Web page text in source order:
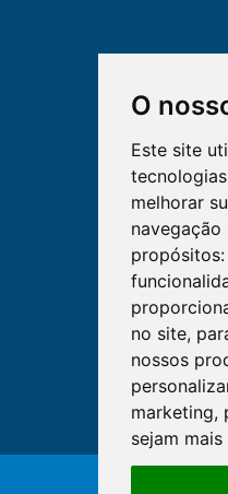
O
Este site
melhorar
navegação
propósitos:
no site,
nossos
marketing,
sejam